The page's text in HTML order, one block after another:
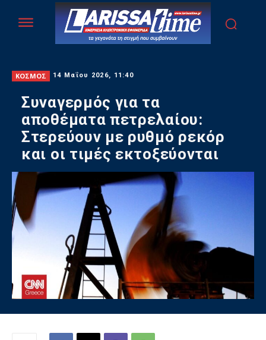
ΚΟΣΜΟΣ 14 Μαΐου 2026, 11:40
Συναγερμός για τα
αποθέματα πετρελαίου:
Στερεύουν με ρυθμό ρεκόρ
και οι τιμές εκτοξεύονται